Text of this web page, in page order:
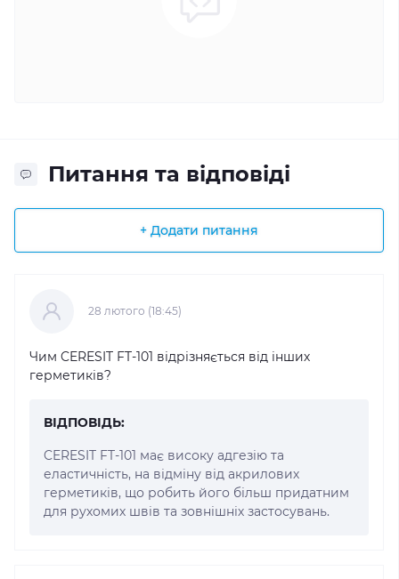
Питання та відповіді
+ Додати питання
28 лютого (18:45)
Чим CERESIT FT-101 відрізняється від інших
герметиків?
ВІДПОВІДЬ:
CERESIT FT-101 має високу адгезію та
еластичність, на відміну від акрилових
герметиків, що робить його більш придатним
для рухомих швів та зовнішніх застосувань.